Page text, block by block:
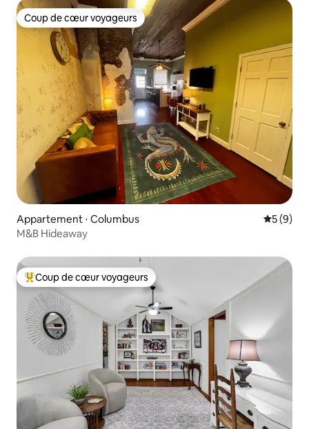
Coup de cœur voyageurs
Coup de cœur voyageurs
Appartement ⋅ Columbus
5 (9)
M&B Hideaway
Coups de cœur voyageurs les plus appréciés
Coup de cœur voyageurs